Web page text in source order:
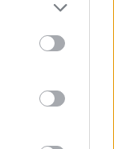
πρόσημο